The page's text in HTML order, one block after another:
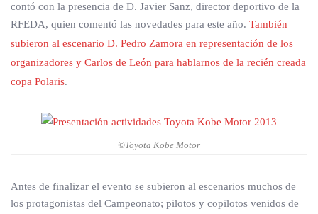
contó con la presencia de D. Javier Sanz, director deportivo de la
RFEDA, quien comentó las novedades para este año. También
subieron al escenario D. Pedro Zamora en representación de los
organizadores y Carlos de León para hablarnos de la recién creada
copa Polaris.
©Toyota Kobe Motor
Antes de finalizar el evento se subieron al escenarios muchos de
los protagonistas del Campeonato; pilotos y copilotos venidos de